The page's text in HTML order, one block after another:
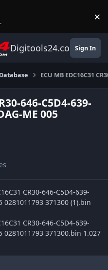
. ×
Digitools24.comSign In
ECU MB EDC16C31
646-C5D4-639-
ME 005
CR30-646-C5D4-639-
0281011793 371300 (1).bin
CR30-646-C5D4-639-
0281011793 371300.bin 1.027